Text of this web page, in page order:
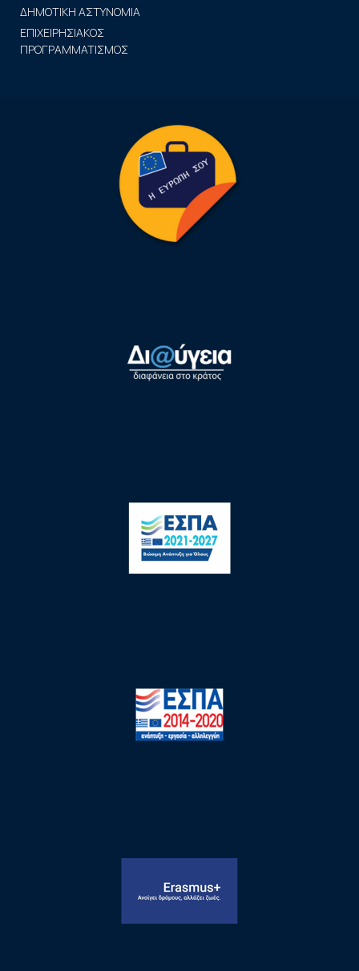
ΔΗΜΟΤΙΚΗ ΑΣΤΥΝΟΜΙΑ
ΕΠΙΧΕΙΡΗΣΙΑΚΟΣ
ΠΡΟΓΡΑΜΜΑΤΙΣΜΟΣ